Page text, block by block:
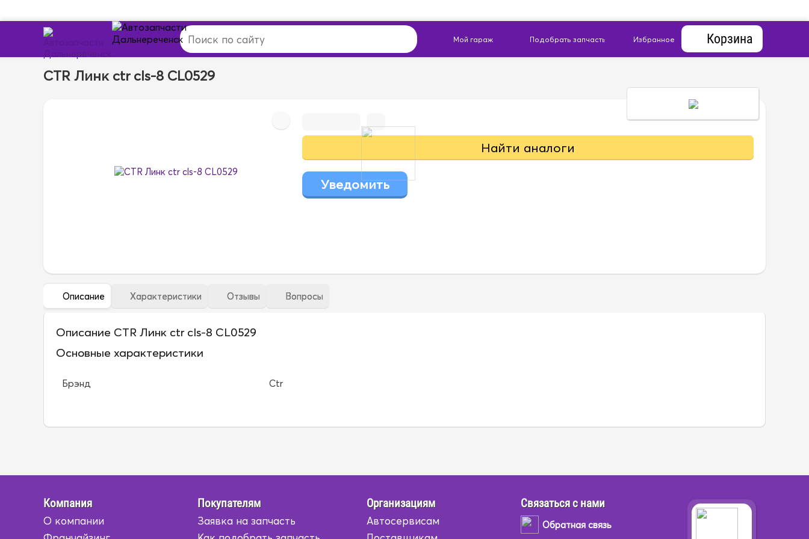
Корзина
CTR Линк ctr cls-8 CL0529
Найти аналоги
Описание Характеристики Отзывы Вопросы
Описание CTR Линк ctr cls-8 CL0529
Основные характеристики
Брэнд Ctr
Компания
О компании
Покупателям
Заявка на запчасть
Организациям
Автосервисам
Связаться с нами
Обратная связь